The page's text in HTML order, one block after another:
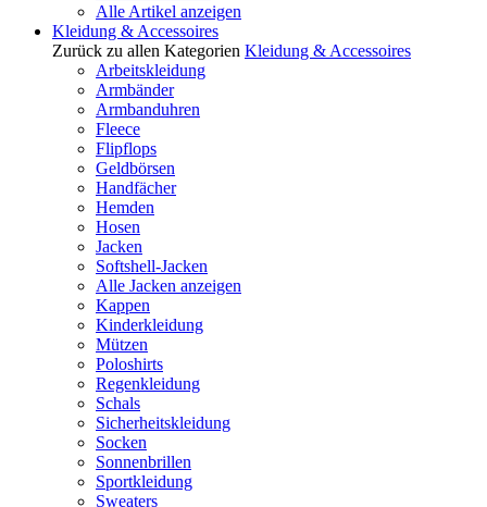
Alle Artikel anzeigen
Kleidung & Accessoires
Zurück zu allen Kategorien Kleidung & Accessoires
Arbeitskleidung
Armbänder
Armbanduhren
Fleece
Flipflops
Geldbörsen
Handfächer
Hemden
Hosen
Jacken
Softshell-Jacken
Alle Jacken anzeigen
Kappen
Kinderkleidung
Mützen
Poloshirts
Regenkleidung
Schals
Sicherheitskleidung
Socken
Sonnenbrillen
Sportkleidung
Sweaters